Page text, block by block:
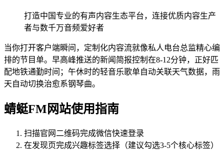
打造中国专业的有声内容生态平台，连接优质内容生产
者与数千万音频爱好者
当你打开客户端瞬间，定制化内容流就像私人电台总监精心编
排的节目单。早高峰推送的新闻简报控制在8-12分钟，正好匹
配地铁通勤时间；午休时的轻音乐歌单自动关联天气数据，雨
天自动切换治愈系钢琴曲。
蜻蜓FM网站使用指南
扫描官网二维码完成微信快速登录
在发现页完成兴趣标签选择（建议勾选3-5个核心标签）